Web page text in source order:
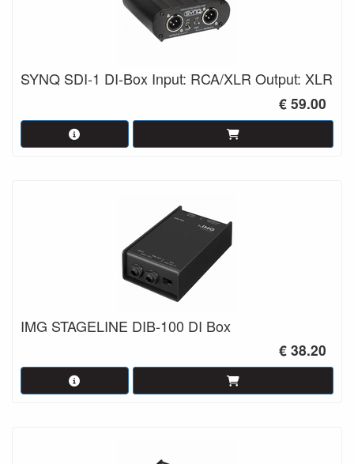
SYNQ SDI-1 DI-Box Input: RCA/XLR Output: XLR
€ 59.00
IMG STAGELINE DIB-100 DI Box
€ 38.20